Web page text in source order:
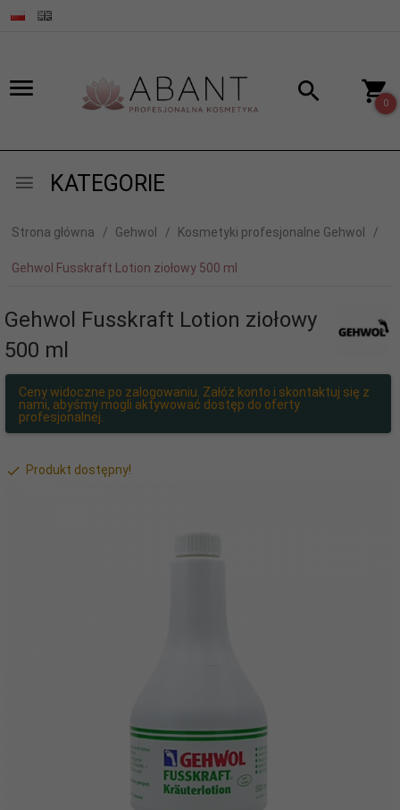
0
KATEGORIE
Strona główna Gehwol Kosmetyki profesjonalne Gehwol
Gehwol Fusskraft Lotion ziołowy 500 ml
Gehwol Fusskraft Lotion ziołowy
500 ml
Ceny widoczne po zalogowaniu. Załóż konto i skontaktuj się z
nami, abyśmy mogli aktywować dostęp do oferty
profesjonalnej.
Produkt dostępny!